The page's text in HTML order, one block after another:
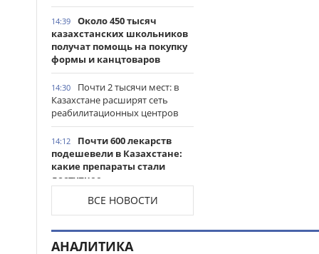
14:39
Около 450 тысяч
казахстанских школьников
получат помощь на покупку
формы и канцтоваров
14:30
Почти 2 тысячи мест: в
Казахстане расширят сеть
реабилитационных центров
14:12
Почти 600 лекарств
подешевели в Казахстане:
какие препараты стали
доступнее
Казахстанские
таеквондисты завоевали
четыре медали на турнире в
Индонезии
ВСЕ НОВОСТИ
АНАЛИТИКА